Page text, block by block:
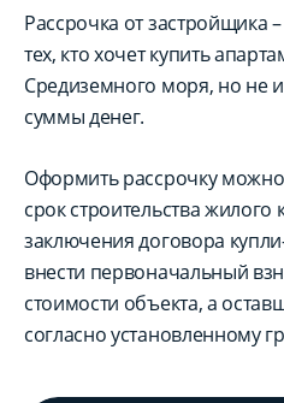
Рассрочка от застройщика
тех, кто хочет купить
Средиземного моря, но не
суммы денег.
Оформить рассрочку
срок строительства жилого
заключения договора
внести первоначальный
стоимости объекта, а
согласно установленному